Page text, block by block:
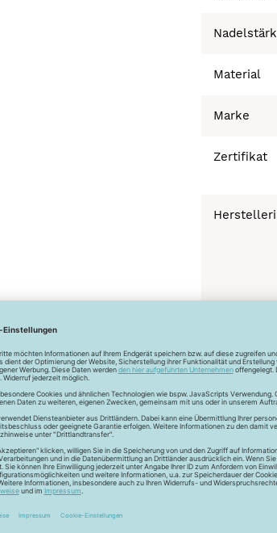
Material
Marke
Zertifikat
für feinste Baumwollkreationen. Das
Durch den Mercerisationsprozess
und kann auch nicht gebleicht werden.